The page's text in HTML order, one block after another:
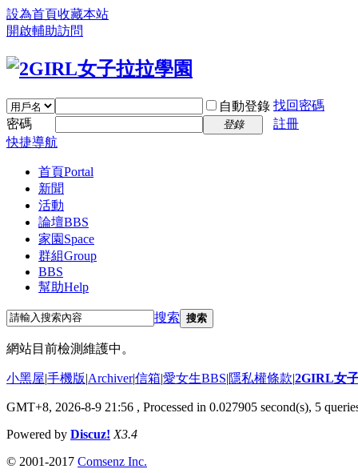
設為首頁收藏本站
開啟輔助訪問
自動登錄 找回密碼
密碼
登錄
註冊
快捷導航
首頁Portal
新聞
活動
論壇BBS
家園 Space
群組Group
BBS
幫助Help
搜索 搜索
網站目前檢測維護中。
小黑屋|手機版|Archiver|信箱|愛女生BBS|隱私權條款|2GIRL女
GMT+8, 2026-8-9 21:56 , Processed in 0.027905 second(s), 5
Powered by Discuz! X3.4
© 2001-2017 Comsenz Inc.